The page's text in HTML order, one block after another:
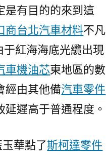
是有目的的來到這
商台北汽車材料不凡
紅海海底光纜出現
車機油芯東地區的數
經由其他備汽車零件
遲高于普通程度。
玉華點了斯柯達零件